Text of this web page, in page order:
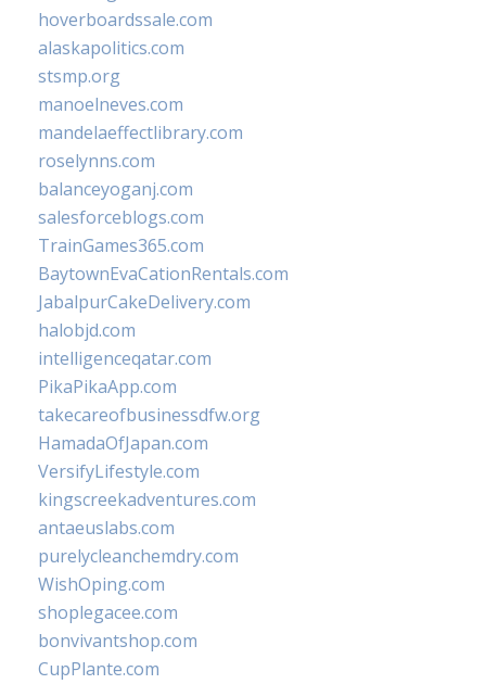
hoverboardssale.com
alaskapolitics.com
stsmp.org
manoelneves.com
mandelaeffectlibrary.com
roselynns.com
balanceyoganj.com
salesforceblogs.com
TrainGames365.com
BaytownEvaCationRentals.com
JabalpurCakeDelivery.com
halobjd.com
intelligenceqatar.com
PikaPikaApp.com
takecareofbusinessdfw.org
HamadaOfJapan.com
VersifyLifestyle.com
kingscreekadventures.com
antaeuslabs.com
purelycleanchemdry.com
WishOping.com
shoplegacee.com
bonvivantshop.com
CupPlante.com